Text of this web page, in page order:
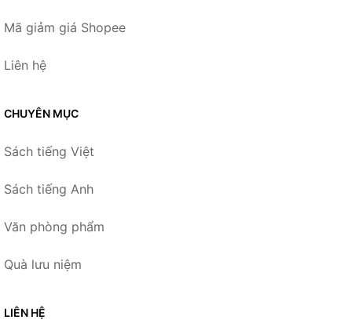
Mã giảm giá Shopee
Liên hệ
CHUYÊN MỤC
Sách tiếng Việt
Sách tiếng Anh
Văn phòng phẩm
Quà lưu niệm
LIÊN HỆ